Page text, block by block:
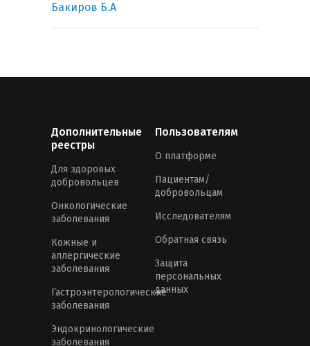
Бакиров Б.А
Дополнительные
реестры
Для здоровых
добровольцев
Онкологические
заболевания
Кожные и
аллергические
заболевания
Гастроэнтерологические
заболевания
Эндокринологические
заболевания
Пользователям
О платформе
Пациентам/
добровольцам
Исследователям
Обратная связь
Защита
персональных
данных